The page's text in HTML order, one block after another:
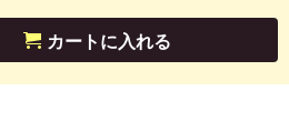
カートに入れる